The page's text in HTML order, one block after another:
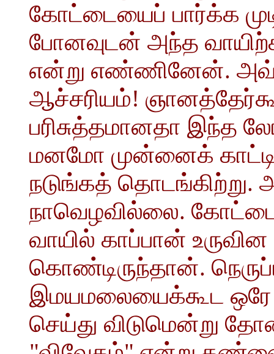
கோட்டையைப் பார்க்க
போனவுடன் அந்த
என்று எண்ணினேன்.
ஆச்சரியம்!
பரிசுத்தமானதா இந்த
மனமோ முன்னைக்
நடுங்கத் தொடங்கிற்று.
நாவெழவில்லை. கோட்டை
வாயில் காப்பான் உருவின
கொண்டிருந்தான்.
இமயமலையைக்கூட ஒரே
செய்து விடுமென்று